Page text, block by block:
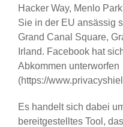
Hacker Way, Menlo
Sie in der EU ansässig
Grand Canal Square,
Irland. Facebook hat
Abkommen unterworfen
(https://
Es handelt sich dabei
bereitgestelltes Tool,